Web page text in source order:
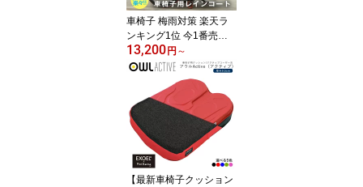
車イス
車椅子 梅雨対策 楽天ラ
ンキング1位 今1番売れ
てます ピロレーシング
車椅子用レインコート 雨
の車椅子移動を快適に 男
女兼用 クリアー/オレン
ジ R001-0100 送料無料
おすすめ 雨 台風 梅雨 介
助 ポンチョ 雨合羽 カッ
パ 雨具 雨カバー 外出 雨
の日 介護用品 福祉用具
13,200 円 ～
【最新車椅子クッション